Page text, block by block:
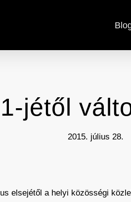
jétől
2015. július 28.
elsejétől a helyi közösségi